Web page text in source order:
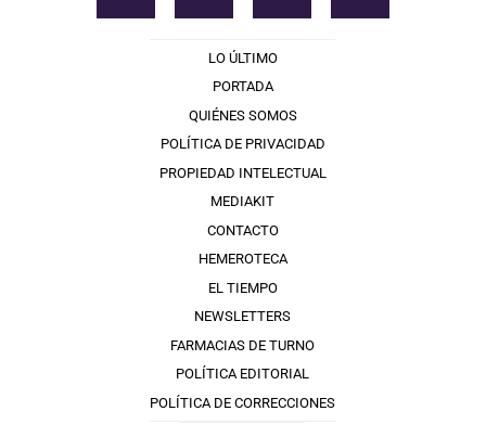
LO ÚLTIMO
PORTADA
QUIÉNES SOMOS
POLÍTICA DE PRIVACIDAD
PROPIEDAD INTELECTUAL
MEDIAKIT
CONTACTO
HEMEROTECA
EL TIEMPO
NEWSLETTERS
FARMACIAS DE TURNO
POLÍTICA EDITORIAL
POLÍTICA DE CORRECCIONES